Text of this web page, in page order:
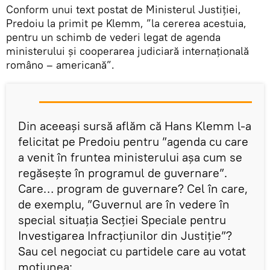
Conform unui text postat de Ministerul Justiției,
Predoiu la primit pe Klemm, ”la cererea acestuia,
pentru un schimb de vederi legat de agenda
ministerului și cooperarea judiciară internațională
româno – americană”.
Din aceeași sursă aflăm că Hans Klemm l-a
felicitat pe Predoiu pentru ”agenda cu care
a venit în fruntea ministerului așa cum se
regăsește în programul de guvernare”.
Care… program de guvernare? Cel în care,
de exemplu, ”Guvernul are în vedere în
special situația Secției Speciale pentru
Investigarea Infracțiunilor din Justiție”?
Sau cel negociat cu partidele care au votat
moțiunea: